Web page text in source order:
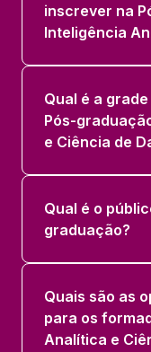
inscrever na
Inteligência
Qual é a
Pós-
e Ciência de
Qual é o
graduação?
Quais são as
para os
Analítica e